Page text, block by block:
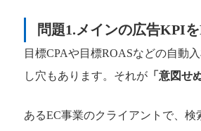
問題1.メインの広告KPI
目標CPAや目標ROASなどの自動
し穴もあります。それが 「意図せ
あるEC事業のクライアントで、